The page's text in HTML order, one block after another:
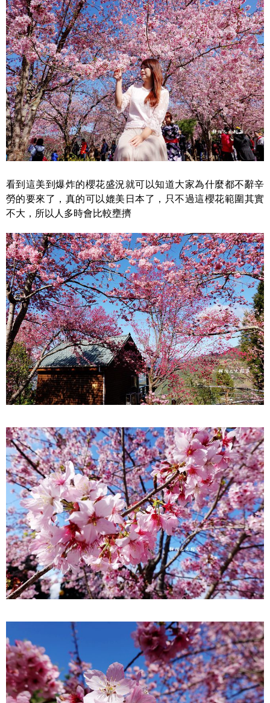
看到這美到爆炸的櫻花盛況就可以知道大家為什麼都不辭辛
勞的要來了，真的可以媲美日本了，只不過這櫻花範圍其實
不大，所以人多時會比較壅擠